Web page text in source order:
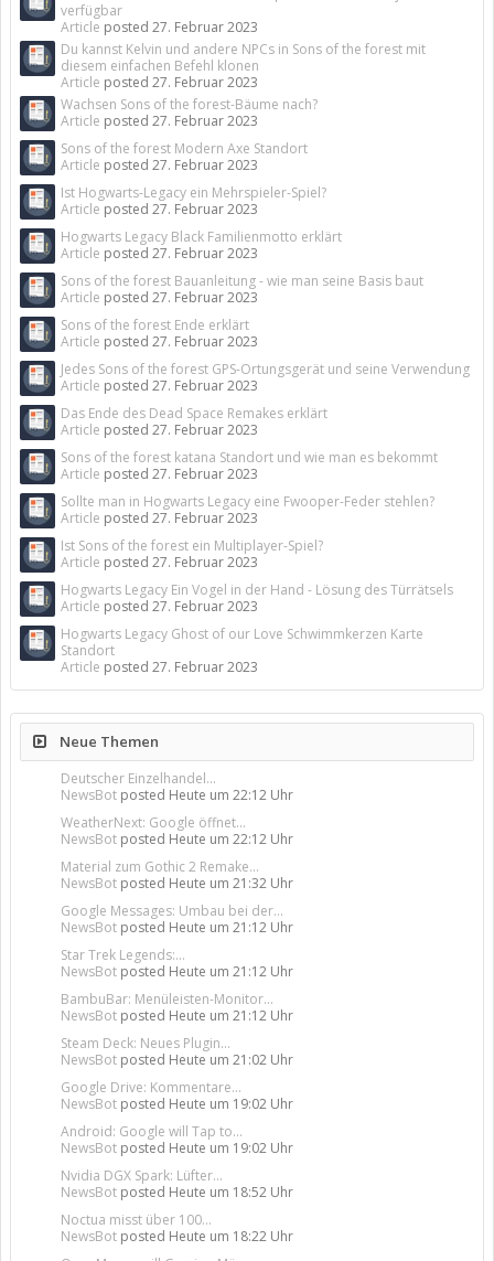
verfügbar
Article posted 27. Februar 2023
Du kannst Kelvin und andere NPCs in Sons of the forest mit
diesem einfachen Befehl klonen
Article posted 27. Februar 2023
Wachsen Sons of the forest-Bäume nach?
Article posted 27. Februar 2023
Sons of the forest Modern Axe Standort
Article posted 27. Februar 2023
Ist Hogwarts-Legacy ein Mehrspieler-Spiel?
Article posted 27. Februar 2023
Hogwarts Legacy Black Familienmotto erklärt
Article posted 27. Februar 2023
Sons of the forest Bauanleitung - wie man seine Basis baut
Article posted 27. Februar 2023
Sons of the forest Ende erklärt
Article posted 27. Februar 2023
Jedes Sons of the forest GPS-Ortungsgerät und seine Verwendung
Article posted 27. Februar 2023
Das Ende des Dead Space Remakes erklärt
Article posted 27. Februar 2023
Sons of the forest katana Standort und wie man es bekommt
Article posted 27. Februar 2023
Sollte man in Hogwarts Legacy eine Fwooper-Feder stehlen?
Article posted 27. Februar 2023
Ist Sons of the forest ein Multiplayer-Spiel?
Article posted 27. Februar 2023
Hogwarts Legacy Ein Vogel in der Hand - Lösung des Türrätsels
Article posted 27. Februar 2023
Hogwarts Legacy Ghost of our Love Schwimmkerzen Karte
Standort
Article posted 27. Februar 2023
Neue Themen
Deutscher Einzelhandel...
NewsBot posted Heute um 22:12 Uhr
WeatherNext: Google öffnet...
NewsBot posted Heute um 22:12 Uhr
Material zum Gothic 2 Remake...
NewsBot posted Heute um 21:32 Uhr
Google Messages: Umbau bei der...
NewsBot posted Heute um 21:12 Uhr
Star Trek Legends:...
NewsBot posted Heute um 21:12 Uhr
BambuBar: Menüleisten-Monitor...
NewsBot posted Heute um 21:12 Uhr
Steam Deck: Neues Plugin...
NewsBot posted Heute um 21:02 Uhr
Google Drive: Kommentare...
NewsBot posted Heute um 19:02 Uhr
Android: Google will Tap to...
NewsBot posted Heute um 19:02 Uhr
Nvidia DGX Spark: Lüfter...
NewsBot posted Heute um 18:52 Uhr
Noctua misst über 100...
NewsBot posted Heute um 18:22 Uhr